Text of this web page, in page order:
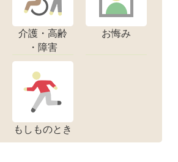
介護・高齢
・障害
お悔み
もしものとき